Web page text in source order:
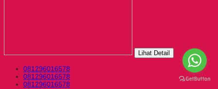
Lihat Detail
081296016578
081296016578
081296016578